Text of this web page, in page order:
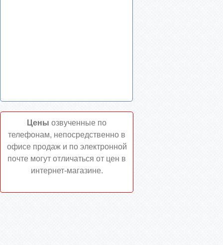
Цены озвученные по
телефонам, непосредственно в
офисе продаж и по электронной
почте могут отличаться от цен в
интернет-магазине.